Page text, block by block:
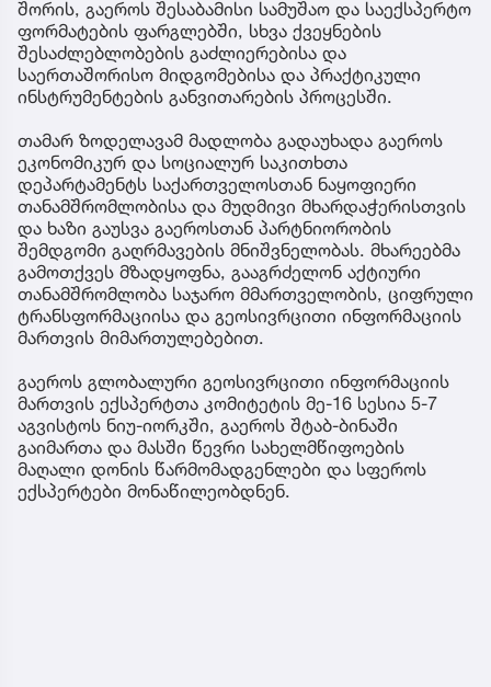
შორის, გაეროს შესაბამისი სამუშაო და საექსპერტო
ფორმატების ფარგლებში, სხვა ქვეყნების
შესაძლებლობების გაძლიერებისა და
საერთაშორისო მიდგომებისა და პრაქტიკული
ინსტრუმენტების განვითარების პროცესში.
თამარ ზოდელავამ მადლობა გადაუხადა გაეროს
ეკონომიკურ და სოციალურ საკითხთა
დეპარტამენტს საქართველოსთან ნაყოფიერი
თანამშრომლობისა და მუდმივი მხარდაჭერისთვის
და ხაზი გაუსვა გაეროსთან პარტნიორობის
შემდგომი გაღრმავების მნიშვნელობას. მხარეებმა
გამოთქვეს მზადყოფნა, გააგრძელონ აქტიური
თანამშრომლობა საჯარო მმართველობის, ციფრული
ტრანსფორმაციისა და გეოსივრცითი ინფორმაციის
მართვის მიმართულებებით.
გაეროს გლობალური გეოსივრცითი ინფორმაციის
მართვის ექსპერტთა კომიტეტის მე-16 სესია 5-7
აგვისტოს ნიუ-იორკში, გაეროს შტაბ-ბინაში
გაიმართა და მასში წევრი სახელმწიფოების
მაღალი დონის წარმომადგენლები და სფეროს
ექსპერტები მონაწილეობდნენ.